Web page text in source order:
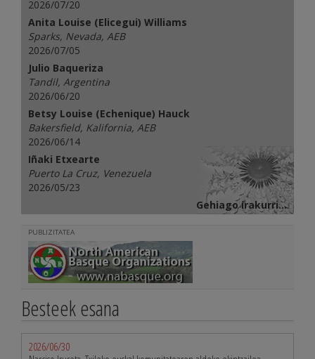
2026/07/20
Anita Louise (Elicegui) Williams
Sparks, Nevada, AEB
2026/07/05
Julio Baqueriza
Tandil, Argentina
2026/06/20
Betsy Louise (Echenique) Hauck
Bakersfield, Kalifornia, AEB
2026/06/14
Iñaki Etxearte
Puerto La Cruz, Venezuela
2026/05/23
Gehiago irakurri...
PUBLIZITATEA
Besteek esana
2026/06/30